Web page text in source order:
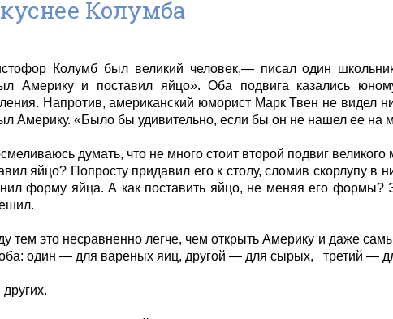
Колумба
Колумб был великий человек,— писал один
Америку и поставил яйцо». Оба подвига казались
Напротив, американский юморист Марк Твен не видел
Америку. «Было бы удивительно, если бы он не нашел ее на
думать, что не много стоит второй подвиг
яйцо? Попросту придавил его к столу, сломив скорлупу в
форму яйца. А как поставить яйцо, не меняя его формы?
тем это несравненно легче, чем открыть Америку и даже
один — для вареных яиц, другой — для сырых,
третий —
других.